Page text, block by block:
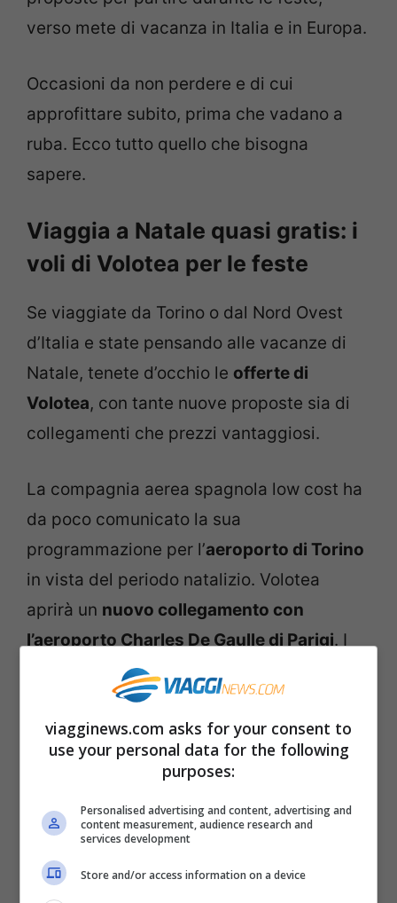
verso mete di vacanza in Italia e in Europa.
Occasioni da non perdere e di cui
approfittare subito, prima che vadano a
ruba. Ecco tutto quello che bisogna
sapere.
Viaggia a Natale quasi gratis: i
voli di Volotea per le feste
Se viaggiate da Torino o dal Nord Ovest
d’Italia e state pensando alle vacanze di
Natale, tenete d’occhio le offerte di
Volotea, con tante nuove proposte sia di
collegamenti che prezzi vantaggiosi.
La compagnia aerea spagnola low cost ha
da poco comunicato la sua
programmazione per l’aeroporto di Torino
in vista del periodo natalizio. Volotea
aprirà un nuovo collegamento con
l’aeroporto Charles De Gaulle di Parigi. I
voli partiranno dall’
frequenze a settimana.
Inoltre, saràriattivata la tratta da Torino a
, sempre dall’8 dicembre, con tre
voli a settimana. Come riportaTTG Italia.
Con i due nuovi collegamenti, le
viagginews.com asks for your consent to
use your personal data for the following
purposes:
Personalised advertising and content, advertising and
content measurement, audience research and
services development
Store and/or access information on a device